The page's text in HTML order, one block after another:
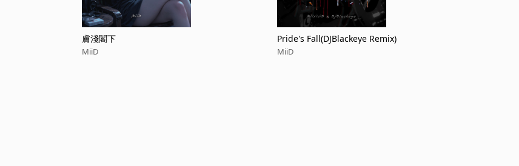
膚淺閣下
MiiD
Pride's Fall(DJBlackeye Remix)
MiiD